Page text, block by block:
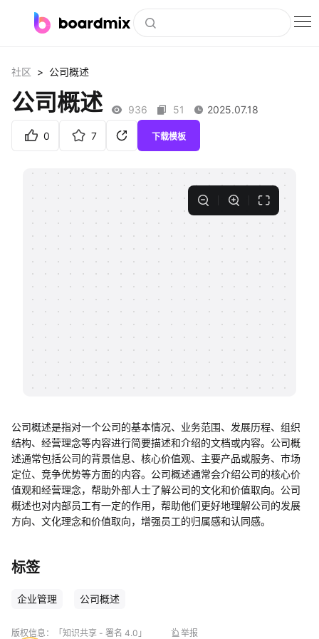
社区资源
企业服务
私有化部署
支持
帮助中心
知识分享社区
社区 > 公司概述
公司概述 936 51 2025.07.18
0 7 下载模板
公司概述是指对一个公司的基本情况、业务范围、发展历程、组织
结构、经营理念等内容进行简要描述和介绍的文档或内容。公司概
述通常包括公司的背景信息、核心价值观、主要产品或服务、市场
定位、竞争优势等方面的内容。公司概述通常会介绍公司的核心价
值观和经营理念，帮助外部人士了解公司的文化和价值取向。公司
概述也对内部员工有一定的作用，帮助他们更好地理解公司的发展
方向、文化理念和价值取向，增强员工的归属感和认同感。
标签
企业管理 公司概述
版权信息： 「知识共享 - 署名 4.0」 举报